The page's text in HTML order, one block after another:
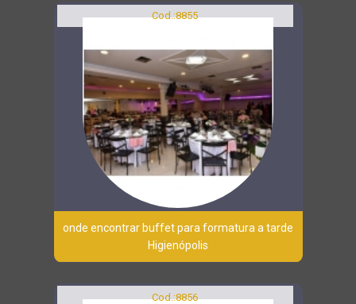
Cod.:8855
onde encontrar buffet para formatura a tarde
Higienópolis
Cod.:8856